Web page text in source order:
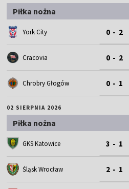
Piłka nożna
York City 0 - 2
Cracovia 0 - 2
Chrobry Głogów 0 - 1
02 SIERPNIA 2026
Piłka nożna
GKS Katowice 3 - 1
Śląsk Wrocław 2 - 1